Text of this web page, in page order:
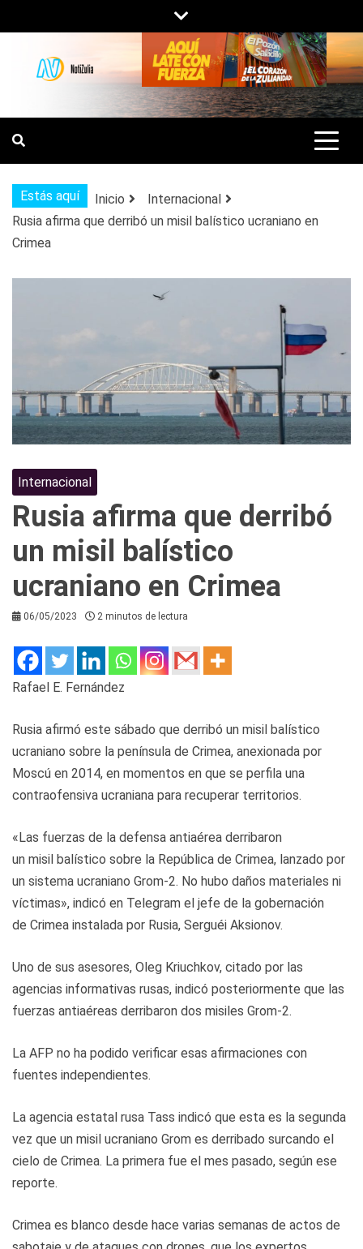
al
contenido
NOTIZULIA
NOTICIAS DEL ZULIA, VENEZUELA Y
DE INTERÉS GENERAL.
Estás aquí Inicio
Internacional
Rusia afirma que derribó un misil balístico ucraniano en
Crimea
Internacional
Rusia afirma que derribó
un misil balístico
ucraniano en Crimea
06/05/2023 2 minutos de lectura
Rafael E. Fernández
Rusia afirmó este sábado que derribó un misil balístico
ucraniano sobre la península de Crimea, anexionada por
Moscú en 2014, en momentos en que se perfila una
contraofensiva ucraniana para recuperar territorios.
«Las fuerzas de la defensa antiaérea derribaron
un misil balístico sobre la República de Crimea, lanzado por
un sistema ucraniano Grom-2. No hubo daños materiales ni
víctimas», indicó en Telegram el jefe de la gobernación
de Crimea instalada por Rusia, Serguéi Aksionov.
Uno de sus asesores, Oleg Kriuchkov, citado por las
agencias informativas rusas, indicó posteriormente que las
fuerzas antiaéreas derribaron dos misiles Grom-2.
La AFP no ha podido verificar esas afirmaciones con
fuentes independientes.
La agencia estatal rusa Tass indicó que esta es la segunda
vez que un misil ucraniano Grom es derribado surcando el
cielo de Crimea. La primera fue el mes pasado, según ese
reporte.
Crimea es blanco desde hace varias semanas de actos de